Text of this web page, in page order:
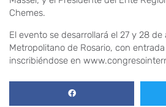
Chemes.
El evento se desarrollará el 27 y 28 de
Metropolitano de Rosario, con
inscribiéndose en